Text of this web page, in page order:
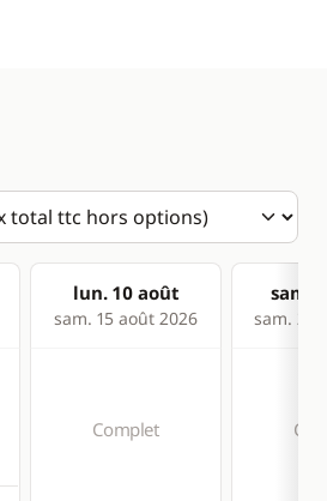
lun. 10 août
sam. 15 août 2026
sam.
sam. 22
Complet